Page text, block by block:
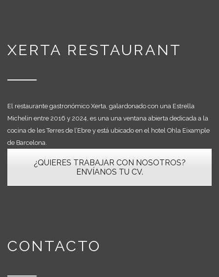
XERTA RESTAURANT
El restaurante gastronómico Xerta, galardonado con una Estrella
Michelin entre 2016 y 2024, es una una ventana abierta dedicada a la
cocina de les Terres de l’Ebre y está ubicado en el hotel Ohla Eixample
de Barcelona.
¿QUIERES TRABAJAR CON NOSOTROS?
ENVÍANOS TU CV.
CONTACTO